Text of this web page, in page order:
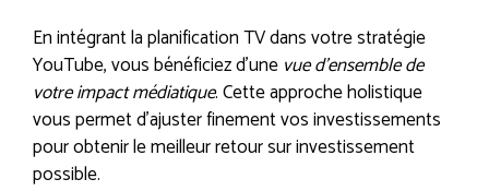
En intégrant la planification TV dans votre stratégie
YouTube, vous bénéficiez d’une vue d’ensemble de
votre impact médiatique. Cette approche holistique
vous permet d’ajuster finement vos investissements
pour obtenir le meilleur retour sur investissement
possible.